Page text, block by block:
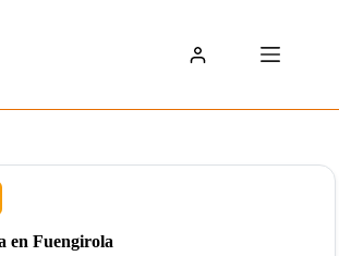
en Fuengirola